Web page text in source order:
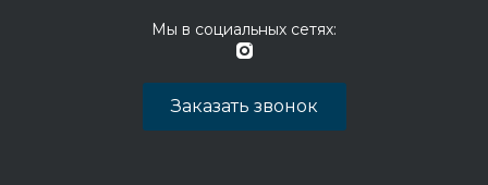
Мы в социальных сетях:
Заказать звонок